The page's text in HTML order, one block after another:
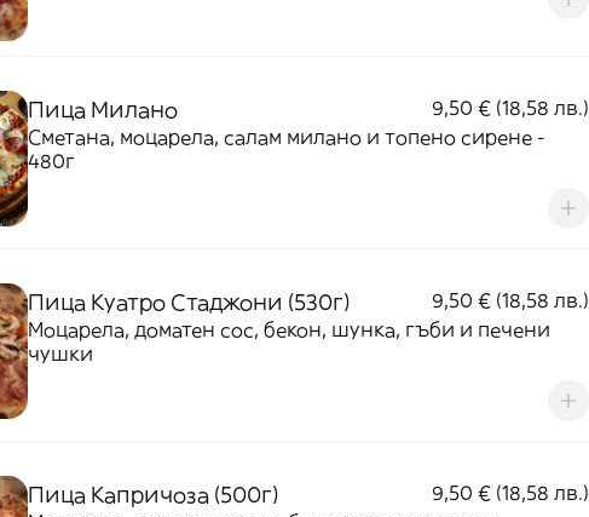
Пица Милано
9,50 € (18,58 лв.)
Сметана, моцарела, салам милано и топено сирене -
480г
Пица Куатро Стаджони (530г)
9,50 € (18,58 лв.)
Моцарела, доматен сос, бекон, шунка, гъби и печени
чушки
Пица Капричоза (500г)
9,50 € (18,58 лв.)